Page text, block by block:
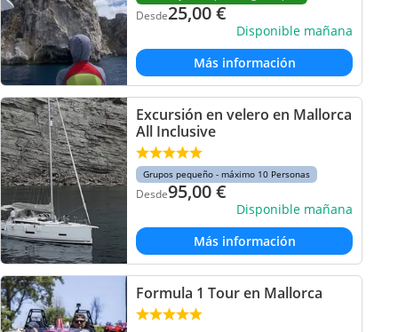
Desde25,00€
Disponible mañana
Más información
Excursión en velero en Mallorca
All Inclusive
Grupos pequeño - máximo 10 Personas
Desde95,00€
Disponible mañana
Más información
Formula 1 Tour en Mallorca